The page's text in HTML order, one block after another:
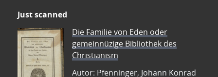
Just scanned
Die Familie von Eden oder
gemeinnüzige Bibliothek des
Christianism
Autor: Pfenninger, Johann Konrad